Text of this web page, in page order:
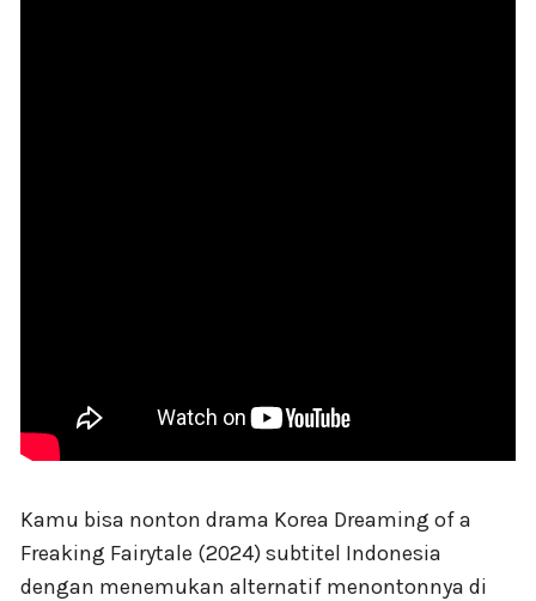
Kamu bisa nonton drama Korea Dreaming of a
Freaking Fairytale (2024) subtitel Indonesia
dengan menemukan alternatif menontonnya di